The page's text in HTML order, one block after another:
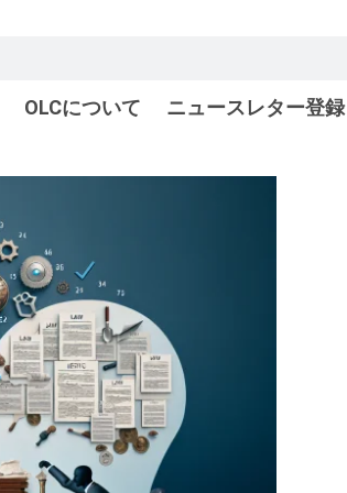
OLCについて ニュースレター登録